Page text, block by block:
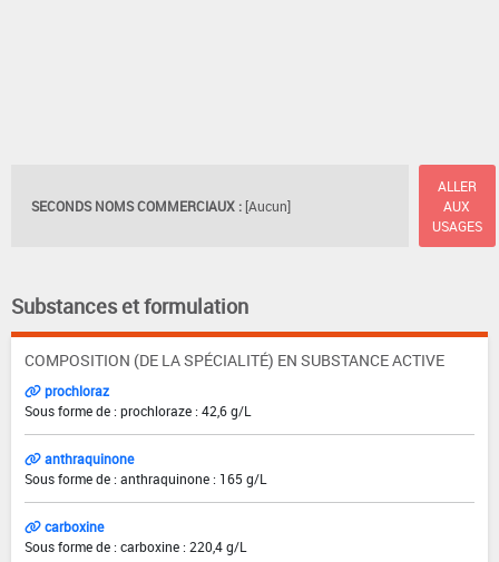
SECONDS NOMS COMMERCIAUX : [Aucun]
ALLER
AUX
USAGES
Substances et formulation
COMPOSITION (DE LA SPÉCIALITÉ) EN SUBSTANCE ACTIVE
prochloraz
Sous forme de : prochloraze : 42,6 g/L
anthraquinone
Sous forme de : anthraquinone : 165 g/L
carboxine
Sous forme de : carboxine : 220,4 g/L